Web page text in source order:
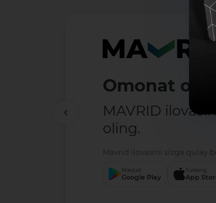
DAVLAT ORGANLARI VA
DOIR QO‘SHIMCHA CHORA-
DAVLAT ORGANLARI VA
PREZIDENT FARMONI
O‘ZBEKISTON
O‘zbekiston
Ma'lumot formatlari:
Ma'lumotlar toʻplamini birinchi qoʻshilgan
04.10.2024
Oxirgi oʻzgartirilgan sana:
Oxirgi oʻzgarishlarning mazmuni:
Omonat
MAVRID
oling.
Mavrid ilovasini sizga qulay
Mavjud
Google Play
Yuklang
App